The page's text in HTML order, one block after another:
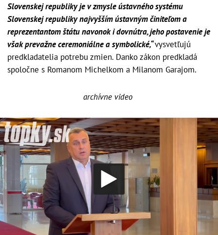
Slovenskej republiky je v zmysle ústavného systému
Slovenskej republiky najvyšším ústavným činiteľom a
reprezentantom štátu navonok i dovnútra, jeho postavenie je
však prevažne ceremoniálne a symbolické,“vysvetľujú
predkladatelia potrebu zmien. Danko zákon predkladá
spoločne s Romanom Michelkom a Milanom Garajom.
archívne video